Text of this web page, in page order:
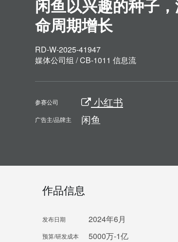
闲鱼以兴趣的种子
命周期增长
RD-W-2025-41947
媒体公司组 / CB-1011 信息流
参赛公司 小红书
广告主/品牌主 闲鱼
作品信息
发布日期 2024年6月
预算/研发成本 5000万-1亿